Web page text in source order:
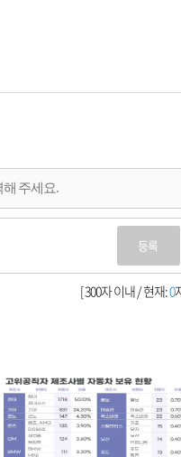
등록
[ 300자 이내 / 현재:0